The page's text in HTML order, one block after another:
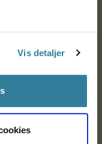
Vis detaljer